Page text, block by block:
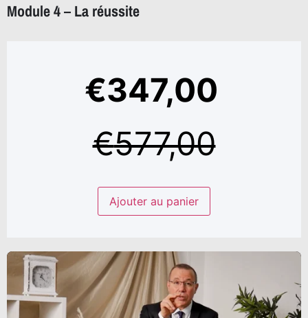
Module 4 – La réussite
€347,00
€577,00
Ajouter au panier